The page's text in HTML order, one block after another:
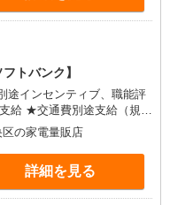
トバンク】
途インセンティブ、職能評
給 ★交通費別途支給（規定
介頂くと,
い・週払い
。○。・゜+゜・。○。・゜
の家電量販店
詳細を見る